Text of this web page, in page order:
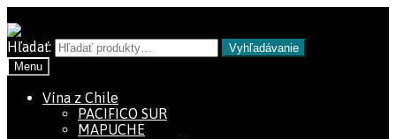
Hľadať:
Vyhľadávanie
Menu
Vína z Chile
PACIFICO SUR
MAPUCHE